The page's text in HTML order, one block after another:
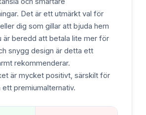
Det är ett utmärkt val för
dig som gillar att bjuda hem
är beredd att betala lite mer för
snygg design är detta ett
rekommenderar.
är mycket positivt, särskilt för
ett premiumalternativ.